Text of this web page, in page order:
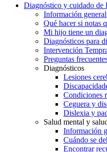
Diagnóstico y cuidado de
Información general
Qué hacer si notas
Mi hijo tiene un
Diagnósticos para
Intervención
Preguntas
Diagnósticos
Lesiones
Condiciones
Ceguera y
Dislexia y
Salud mental y
Información
Cuándo se
Encontrar